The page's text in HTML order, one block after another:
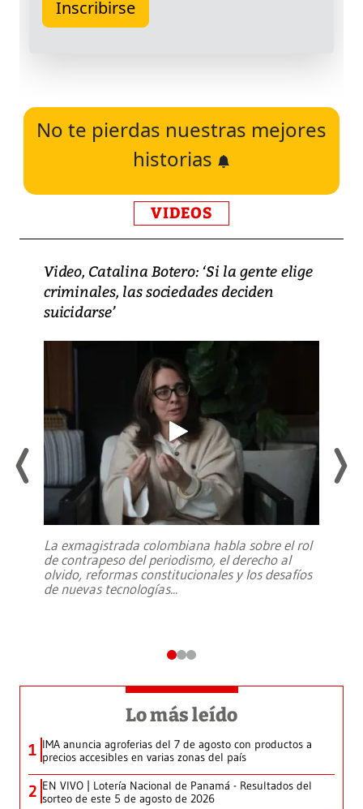
No te pierdas nuestras mejores
historias
VIDEOS
Video, Catalina Botero: ‘Si la gente elige
criminales, las sociedades deciden
suicidarse’
La exmagistrada colombiana habla sobre el rol
de contrapeso del periodismo, el derecho al
olvido, reformas constitucionales y los desafíos
de nuevas tecnologías...
Lo más leído
1 IMA anuncia agroferias del 7 de agosto con productos a
precios accesibles en varias zonas del país
2 EN VIVO | Lotería Nacional de Panamá - Resultados del
sorteo de este 5 de agosto de 2026